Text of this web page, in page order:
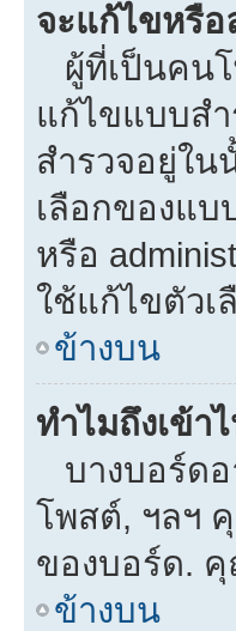
จะแก้ไขหรือ
ผู้ที่เป็นคนโ
แก้ไขแบบส
สำรวจอยู่ใ
เลือกของแบ
หรือ
ใช้แก้ไขตัวเ
ข้างบน
ทำไมถึงเข้า
บางบอร์ดอ
โพสต์, ฯลฯ
ของบอร์ด.
ข้างบน